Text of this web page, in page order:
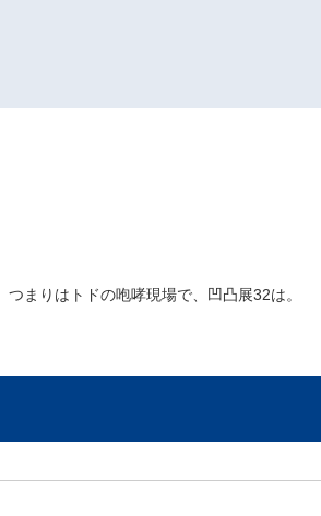
まりはトドの咆哮現場で、凹凸展32は。